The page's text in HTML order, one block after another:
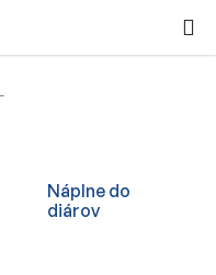
KOŠÍK
Náplne do
diárov